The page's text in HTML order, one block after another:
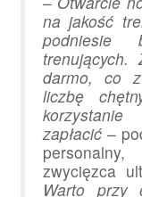
na jakość
podniesie
darmo, co
liczbę
zapłacić –
zwycięzca
Warto przy